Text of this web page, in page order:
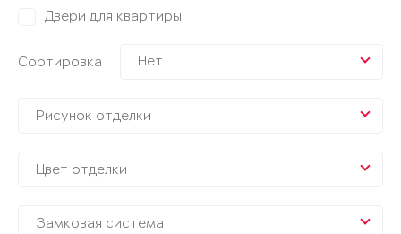
Двери для квартиры
Сортировка Нет
Рисунок отделки
Цвет отделки
Замковая система